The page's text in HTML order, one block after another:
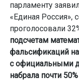
парламенту
«Единая Россия»,
проголосовали
подсчетам
фальсификаций
с официальными
набрала почти